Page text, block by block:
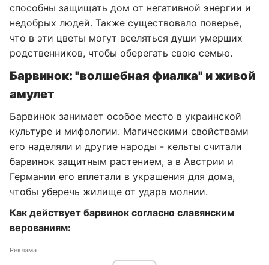
способны защищать дом от негативной энергии и
недобрых людей. Также существовало поверье,
что в эти цветы могут вселяться души умерших
родственников, чтобы оберегать свою семью.
Барвинок: "волшебная фиалка" и живой
амулет
Барвинок занимает особое место в украинской
культуре и мифологии. Магическими свойствами
его наделяли и другие народы - кельты считали
барвинок защитным растением, а в Австрии и
Германии его вплетали в украшения для дома,
чтобы уберечь жилище от удара молнии.
Как действует барвинок согласно славянским
верованиям:
Реклама